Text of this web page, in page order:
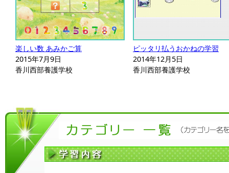
楽しい数 あみかご算
2015年7月9日
香川西部養護学校
ピッタリ払うおかねの学習
2014年12月5日
香川西部養護学校